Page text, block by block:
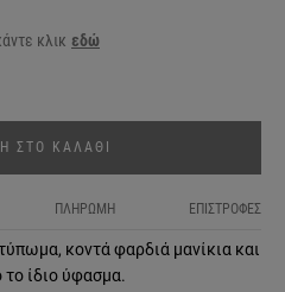
κλικ εδώ
ΣΤΟ ΚΑΛΑΘΙ
ΠΛΗΡΩΜΗ ΕΠΙΣΤΡΟΦΕΣ
κοντά φαρδιά μανίκια και
ίδιο ύφασμα.